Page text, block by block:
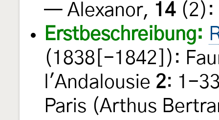
— Alexanor, 14(2):
Erstbeschreibung:
(1838[-1842]):
l'Andalousie 2: 1-
Paris (Arthus